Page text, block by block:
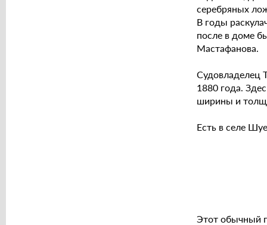
серебряных
В годы
после в доме
Мастафанова.
Судовладелец
1880 года.
ширины и
Есть в селе
Этот обычный